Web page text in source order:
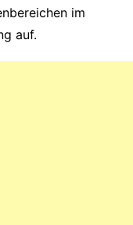
im
auf.